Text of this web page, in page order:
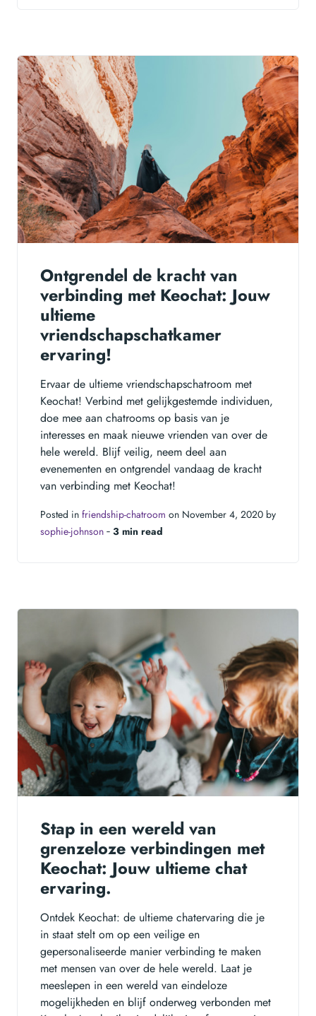
Ontgrendel de kracht van
verbinding met Keochat: Jouw
ultieme
vriendschapschatkamer
ervaring!
Ervaar de ultieme vriendschapschatroom met
Keochat! Verbind met gelijkgestemde individuen,
doe mee aan chatrooms op basis van je
interesses en maak nieuwe vrienden van over de
hele wereld. Blijf veilig, neem deel aan
evenementen en ontgrendel vandaag de kracht
van verbinding met Keochat!
Posted in friendship-chatroom on November 4, 2020 by
sophie-johnson ‐ 3 min read
Stap in een wereld van
grenzeloze verbindingen met
Keochat: Jouw ultieme chat
ervaring.
Ontdek Keochat: de ultieme chatervaring die je
in staat stelt om op een veilige en
gepersonaliseerde manier verbinding te maken
met mensen van over de hele wereld. Laat je
meeslepen in een wereld van eindeloze
mogelijkheden en blijf onderweg verbonden met